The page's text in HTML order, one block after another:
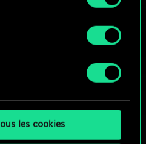
tous les détails sur notre
"Paramètres" ci-
les cookies